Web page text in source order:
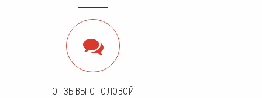
ОТЗЫВЫ СТОЛОВОЙ